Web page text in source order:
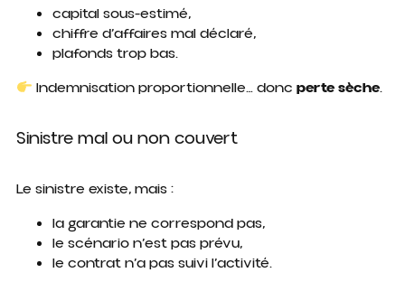
capital sous-estimé,
chiffre d’affaires mal déclaré,
plafonds trop bas.
Indemnisation proportionnelle… doncperte sèche.
Sinistre mal ou non couvert
Le sinistre existe, mais :
la garantie ne correspond pas,
le scénario n’est pas prévu,
le contrat n’a pas suivi l’activité.